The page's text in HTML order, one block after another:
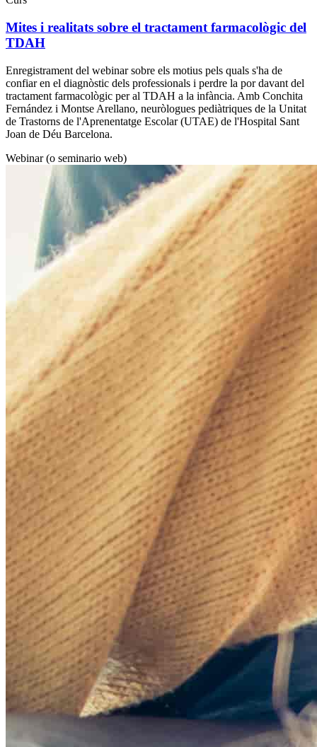
Mites i realitats sobre el tractament farmacològic del
TDAH
Enregistrament del webinar sobre els motius pels quals s'ha de
confiar en el diagnòstic dels professionals i perdre la por davant del
tractament farmacològic per al TDAH a la infància. Amb Conchita
Fernández i Montse Arellano, neuròlogues pediàtriques de la Unitat
de Trastorns de l'Aprenentatge Escolar (UTAE) de l'Hospital Sant
Joan de Déu Barcelona.
Webinar (o seminario web)